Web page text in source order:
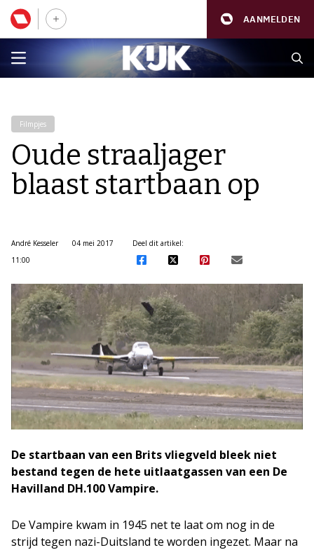
AANMELDEN
Filmpjes
Oude straaljager
blaast startbaan op
André Kesseler
04 mei 2017
11:00
Deel dit artikel:
De startbaan van een Brits vliegveld bleek niet
bestand tegen de hete uitlaatgassen van een De
Havilland DH.100 Vampire.
De Vampire kwam in 1945 net te laat om nog in de
strijd tegen nazi-Duitsland te worden ingezet. Maar na